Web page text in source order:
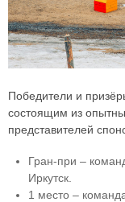
Победители и
состоящим из
представителей
Гран-при –
Иркутск.
1 место –